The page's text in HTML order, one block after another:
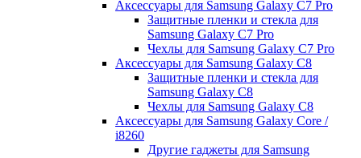
Аксессуары для Samsung Galaxy C7 Pro
Защитные пленки и стекла для
Samsung Galaxy C7 Pro
Чехлы для Samsung Galaxy C7 Pro
Аксессуары для Samsung Galaxy C8
Защитные пленки и стекла для
Samsung Galaxy C8
Чехлы для Samsung Galaxy C8
Аксессуары для Samsung Galaxy Core /
i8260
Другие гаджеты для Samsung